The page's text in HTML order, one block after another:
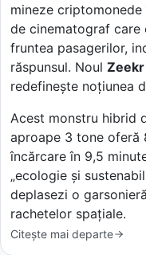
mineze
de cinematograf
fruntea pasagerilor,
răspunsul. Noul
redefinește noțiunea
Acest monstru hibrid
aproape 3 tone oferă
încărcare în 9,5
„ecologie și
deplasezi o
rachetelor spațiale.
Citește mai departe